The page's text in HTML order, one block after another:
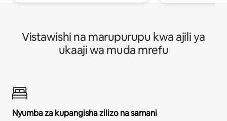
Vistawishi na marupurupu kwa ajili ya
ukaaji wa muda mrefu
Nyumba za kupangisha zilizo na samani